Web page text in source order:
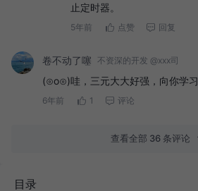
止定时器。
5年前 点赞 回复
卷不动了噻 不资深的开发 @xxx司
(⊙o⊙)哇，三元大大好强，向你学习
6年前 1 评论
查看全部 36 条评论
目录